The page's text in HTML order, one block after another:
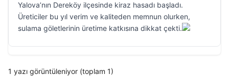
Yalova’nın Dereköy ilçesinde kiraz hasadı başladı.
Üreticiler bu yıl verim ve kaliteden memnun olurken,
sulama göletlerinin üretime katkısına dikkat çekti.
1 yazı görüntüleniyor (toplam 1)